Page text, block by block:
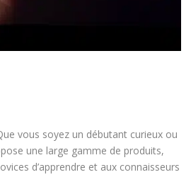
vous soyez un débutant curieux ou
une large gamme de produits,
d’apprendre et aux connaisseurs